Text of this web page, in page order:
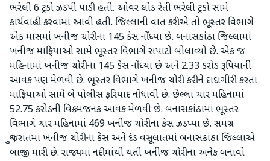
ભરેલી 6 ટ્રકો ઝડપી પાડી હતી. ઓવર લોડ રેતી ભરેલી ટ્રકો સામે
કાર્યવાહી કરવામાં આવી હતી. જિલ્લાની વાત કરીએ તો ભૂસ્તર વિભાગે
એક માસમાં ખનીજ ચોરીના 145 કેસ નોંધ્યા છે. બનાસકાંઠા જિલ્લામાં
ખનીજ માફિયાઓ સામે ભૂસ્તર વિભાગે સપાટો બોલાવ્યો છે. એક જ
મહિનામાં ખનીજ ચોરીના 145 કેસ નોંધ્યા છે અને 2.33 કરોડ રૂપિયાની
આવક પણ મેળવી છે. ભૂસ્તર વિભાગે ખનીજ ચોરી કરીને દાદાગીરી કરતા
માફિયાઓ સામે બે પોલીસ ફરિયાદ નોંધાવી છે. છેલ્લા ચાર મહિનામાં
52.75 કરોડની વિક્રમજનક આવક મેળવી છે. બનાસકાંઠામાં ભૂસ્તર
વિભાગે ચાર મહિનામાં 469 ખનીજ ચોરીના કેસ ઝડપ્યા છે. સમગ્ર
ગુજરાતમાં ખનીજ ચોરીના કેસ અને દંડ વસૂલાતમાં બનાસકાંઠા જિલ્લાએ
બાજી મારી છે. રાજ્યમાં નદીમાંથી થતી ખનીજ ચોરીના અનેક બનાવો